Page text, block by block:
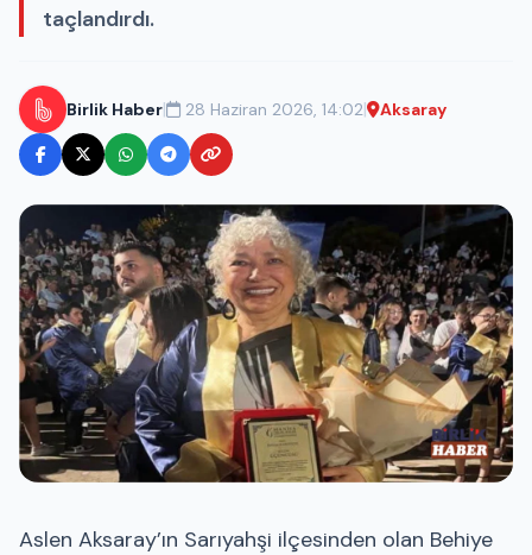
taçlandırdı.
Birlik Haber| 28 Haziran 2026, 14:02| Aksaray
Aslen Aksaray’ın Sarıyahşi ilçesinden olan Behiye